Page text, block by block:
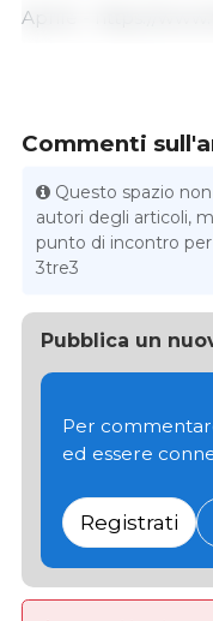
Aprile - https://
Commenti
Questo spazio
autori degli articoli,
punto di incontro
3tre3
Pubblica un
Per
ed essere
Registrati